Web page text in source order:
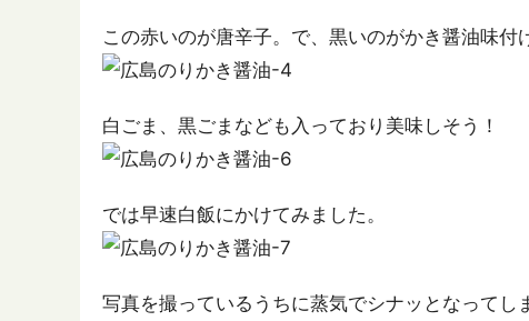
この赤いのが唐辛子。で、黒いのがかき醤油味付
白ごま、黒ごまなども入っており美味しそう！
では早速白飯にかけてみました。
写真を撮っているうちに蒸気でシナッとなって